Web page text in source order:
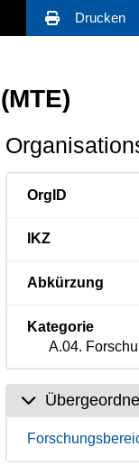
Drucken
OrgID
IKZ
Abkürzung
Kategorie
A.04.